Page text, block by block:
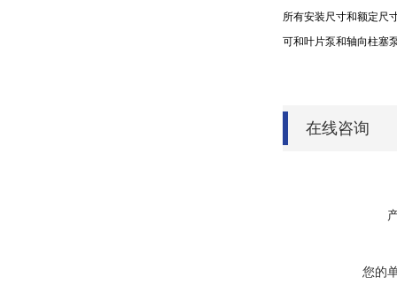
所有安装尺寸和额定尺
可和叶片泵和轴向柱塞
在线咨询
您的